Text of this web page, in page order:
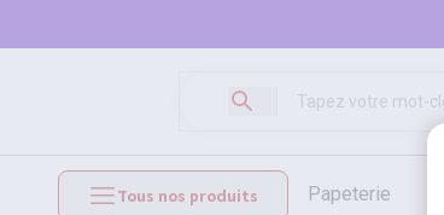
Tous nos produits papeterie